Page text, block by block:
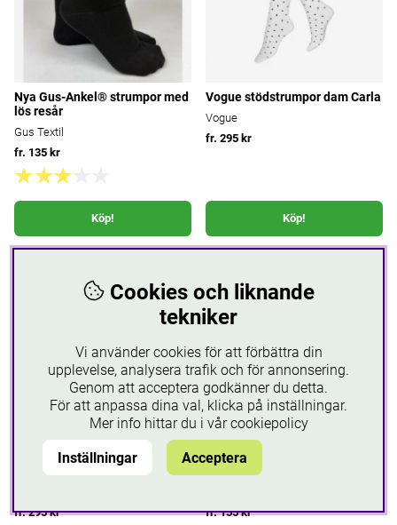
Nya Gus-Ankel® strumpor med
lös resår
Gus Textil
fr. 135 kr
Köp!
Vogue stödstrumpor dam Carla
Vogue
fr. 295 kr
Köp!
Vogue stödstrumpor dam
Giada
fr. 295 kr
Nya Gus-Ankel Ull strumpor
med lös resår
fr. 155 kr
Cookies och liknande
tekniker
Vi använder cookies för att förbättra din
upplevelse, analysera trafik och för annonsering.
Genom att acceptera godkänner du detta.
För att anpassa dina val, klicka på inställningar.
Mer info hittar du i vårcookiepolicy
Inställningar Acceptera